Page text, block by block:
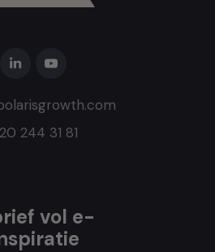
244 31 81
vol e-